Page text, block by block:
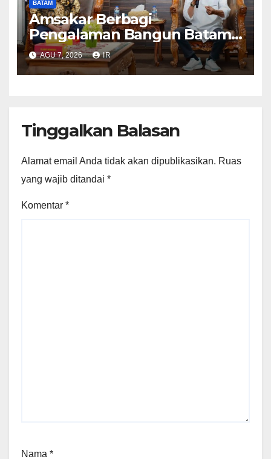
BATAM
Amsakar Berbagi
Pengalaman Bangun Batam,
DPRD Dumai Dalami
Pendidikan hingga Investasi
AGU 7, 2026 IR
Tinggalkan Balasan
Alamat email Anda tidak akan dipublikasikan. Ruas
yang wajib ditandai *
Komentar *
Nama *